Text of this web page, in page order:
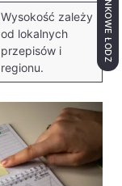
Wysokość zależy
od lokalnych
przepisów i
regionu.